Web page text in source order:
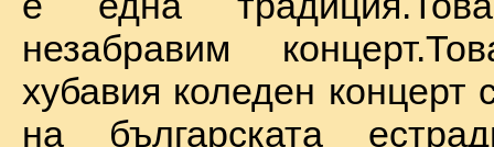
незабравим
хубавия коледен концерт
на българската